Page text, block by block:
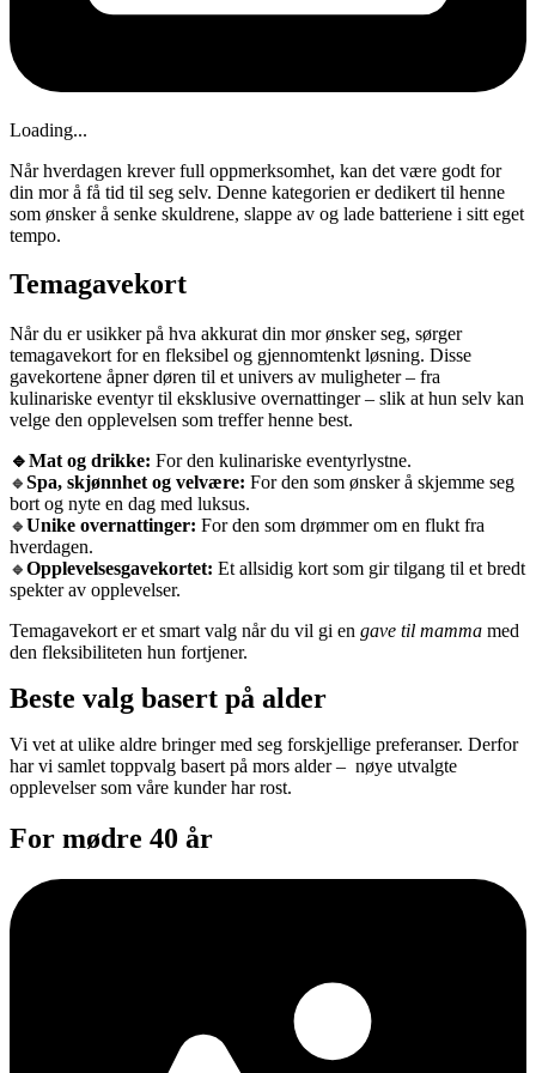
Loading...
Når hverdagen krever full oppmerksomhet, kan det være godt for
din mor å få tid til seg selv. Denne kategorien er dedikert til henne
som ønsker å senke skuldrene, slappe av og lade batteriene i sitt eget
tempo.
Temagavekort
Når du er usikker på hva akkurat din mor ønsker seg, sørger
temagavekort for en fleksibel og gjennomtenkt løsning. Disse
gavekortene åpner døren til et univers av muligheter – fra
kulinariske eventyr til eksklusive overnattinger – slik at hun selv kan
velge den opplevelsen som treffer henne best.
🔹Mat og drikke: For den kulinariske eventyrlystne.
🔹Spa, skjønnhet og velvære: For den som ønsker å skjemme seg
bort og nyte en dag med luksus.
🔹Unike overnattinger: For den som drømmer om en flukt fra
hverdagen.
🔹Opplevelsesgavekortet: Et allsidig kort som gir tilgang til et bredt
spekter av opplevelser.
Temagavekort er et smart valg når du vil gi en gave til mamma med
den fleksibiliteten hun fortjener.
Beste valg basert på alder
Vi vet at ulike aldre bringer med seg forskjellige preferanser. Derfor
har vi samlet toppvalg basert på mors alder – nøye utvalgte
opplevelser som våre kunder har rost.
For mødre 40 år